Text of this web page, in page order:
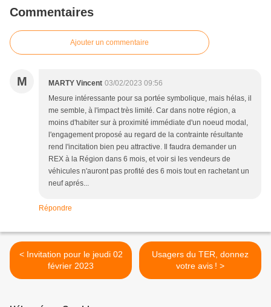
Commentaires
Ajouter un commentaire
M MARTY Vincent 03/02/2023 09:56
Mesure intéressante pour sa portée symbolique, mais hélas, il
me semble, à l'impact très limité. Car dans notre région, a
moins d'habiter sur à proximité immédiate d'un noeud modal,
l'engagement proposé au regard de la contrainte résultante
rend l'incitation bien peu attractive. Il faudra demander un
REX à la Région dans 6 mois, et voir si les vendeurs de
véhicules n'auront pas profité des 6 mois tout en rachetant un
neuf aprés...
Répondre
< Invitation pour le jeudi 02
février 2023
Usagers du TER, donnez
votre avis ! >